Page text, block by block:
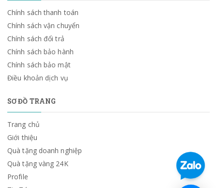
Chính sách thanh toán
Chính sách vận chuyển
Chính sách đổi trả
Chính sách bảo hành
Chính sách bảo mật
Điều khoản dịch vụ
SƠ ĐỒ TRANG
Trang chủ
Giới thiệu
Quà tặng doanh nghiệp
Quà tặng vàng 24K
Profile